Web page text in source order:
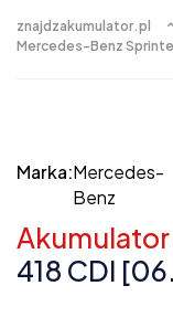
znajdzakumulator.pl
Mercedes-Benz
Marka:Mercedes-
Benz
418 CDI